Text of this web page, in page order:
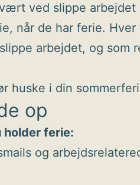
ved slippe arbejdet
når de har ferie. Hver
arbejdet, og som
huske i din
op
holder ferie:
og